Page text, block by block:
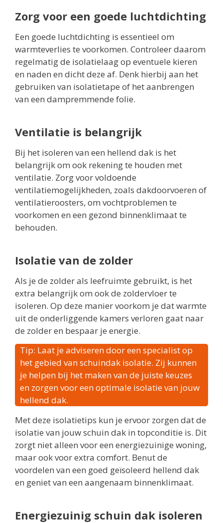
Zorg voor een goede luchtdichting
Een goede luchtdichting is essentieel om
warmteverlies te voorkomen. Controleer daarom
regelmatig de isolatielaag op eventuele kieren
en naden en dicht deze af. Denk hierbij aan het
gebruiken van isolatietape of het aanbrengen
van een dampremmende folie.
Ventilatie is belangrijk
Bij het isoleren van een hellend dak is het
belangrijk om ook rekening te houden met
ventilatie. Zorg voor voldoende
ventilatiemogelijkheden, zoals dakdoorvoeren of
ventilatieroosters, om vochtproblemen te
voorkomen en een gezond binnenklimaat te
behouden.
Isolatie van de zolder
Als je de zolder als leefruimte gebruikt, is het
extra belangrijk om ook de zoldervloer te
isoleren. Op deze manier voorkom je dat warmte
uit de onderliggende kamers verloren gaat naar
de zolder en bespaar je energie.
Tip: Laat je adviseren door een specialist op
het gebied van schuindak isolatie. Zij kunnen
je helpen bij het maken van de juiste keuzes
en zorgen voor een optimale isolatie van jouw
hellend dak.
Met deze isolatietips kun je ervoor zorgen dat de
isolatie van jouw schuin dak in topconditie is. Dit
zorgt niet alleen voor een energiezuinige woning,
maar ook voor extra comfort. Benut de
voordelen van een goed geïsoleerd hellend dak
en geniet van een aangenaam binnenklimaat.
Energiezuinig schuin dak isoleren